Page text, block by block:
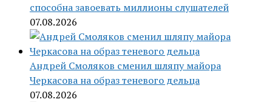
способна завоевать миллионы слушателей
07.08.2026
Андрей Смоляков сменил шляпу майора
Черкасова на образ теневого дельца
07.08.2026